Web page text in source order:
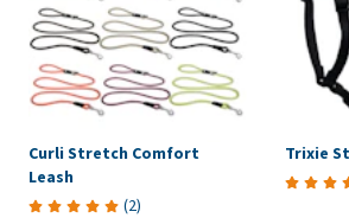
Curli Stretch Comfort
Leash
(2)
Trixie